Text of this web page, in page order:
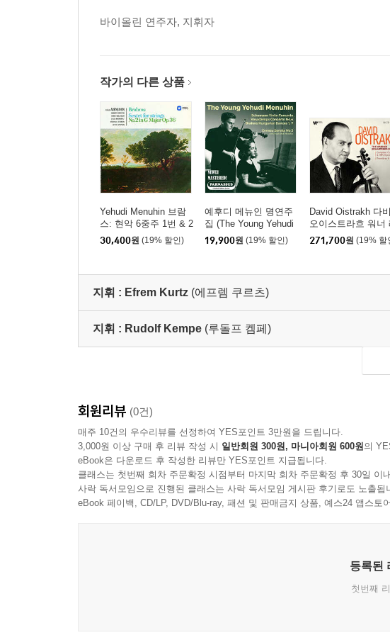
바이올린 연주자, 지휘자
작가의 다른 상품
Yehudi Menuhin 브람
스: 현악 6중주 1번 & 2
번 (Brahms: String Sex
tets No.1 & 20) [HQC
30,400원 (19% 할인)
예후디 메뉴인 명연주
집 (The Young Yehudi
Menuhin)
19,900원 (19% 할인)
David Oistrakh 다
오이스트라흐 워너
이블 녹음 전집 (The
arner Remastered
271,700원 (19% 할
지휘 : Efrem Kurtz (에프렘 쿠르츠)
지휘 : Rudolf Kempe (루돌프 켐페)
회원리뷰 (0건)
매주 10건의 우수리뷰를 선정하여 YES포인트 3만원을 드립니다.
3,000원 이상 구매 후 리뷰 작성 시 일반회원 300원, 마니아회원 600원의
eBook은 다운로드 후 작성한 리뷰만 YES포인트 지급됩니다.
클래스는 첫번째 회차 주문확정 시점부터 마지막 회차 주문확정 후 30일 이
사락 독서모임으로 진행된 클래스는 사락 독서모임 게시판 후기로도 노출됩
eBook 페이백, CD/LP, DVD/Blu-ray, 패션 및 판매금지 상품, 예스24 앱스토
등록된
첫번째